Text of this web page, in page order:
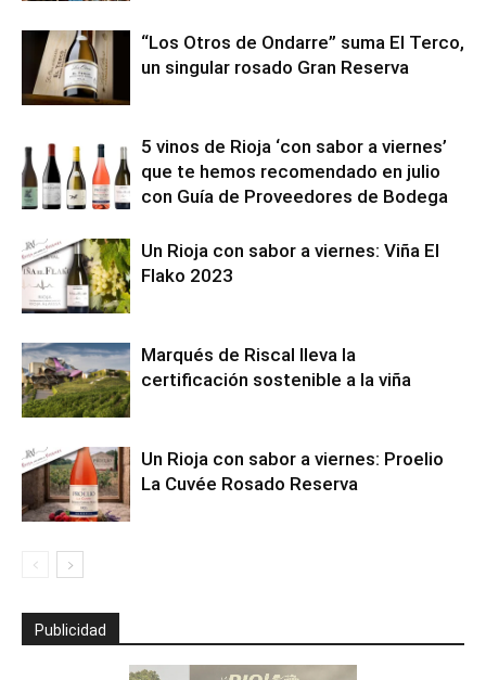
“Los Otros de Ondarre” suma El Terco,
un singular rosado Gran Reserva
5 vinos de Rioja ‘con sabor a viernes’
que te hemos recomendado en julio
con Guía de Proveedores de Bodega
Un Rioja con sabor a viernes: Viña El
Flako 2023
Marqués de Riscal lleva la
certificación sostenible a la viña
Un Rioja con sabor a viernes: Proelio
La Cuvée Rosado Reserva
Publicidad